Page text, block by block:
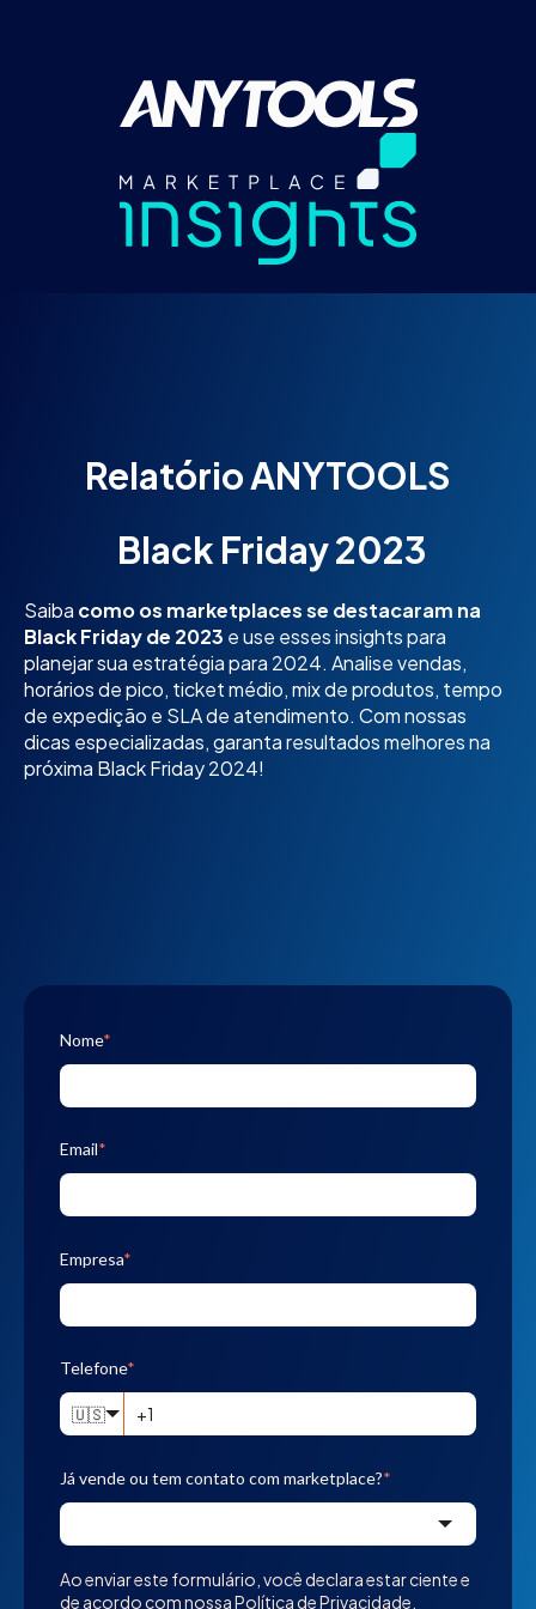
Relatório ANYTOOLS
Black Friday 2023
Saiba como os marketplaces se destacaram na
Black Friday de 2023 e use esses insights para
planejar sua estratégia para 2024. Analise vendas,
horários de pico, ticket médio, mix de produtos, tempo
de expedição e SLA de atendimento. Com nossas
dicas especializadas, garanta resultados melhores na
próxima Black Friday 2024!
Nome*
Email*
Empresa*
Telefone*
🇺🇸
Já vende ou tem contato com marketplace?*
Ao enviar este formulário, você declara estar ciente e
de acordo com nossaPolítica de Privacidade